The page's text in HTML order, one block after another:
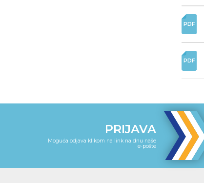
PRIJAVA
Moguća odjava klikom na link na dnu naše
e-pošte